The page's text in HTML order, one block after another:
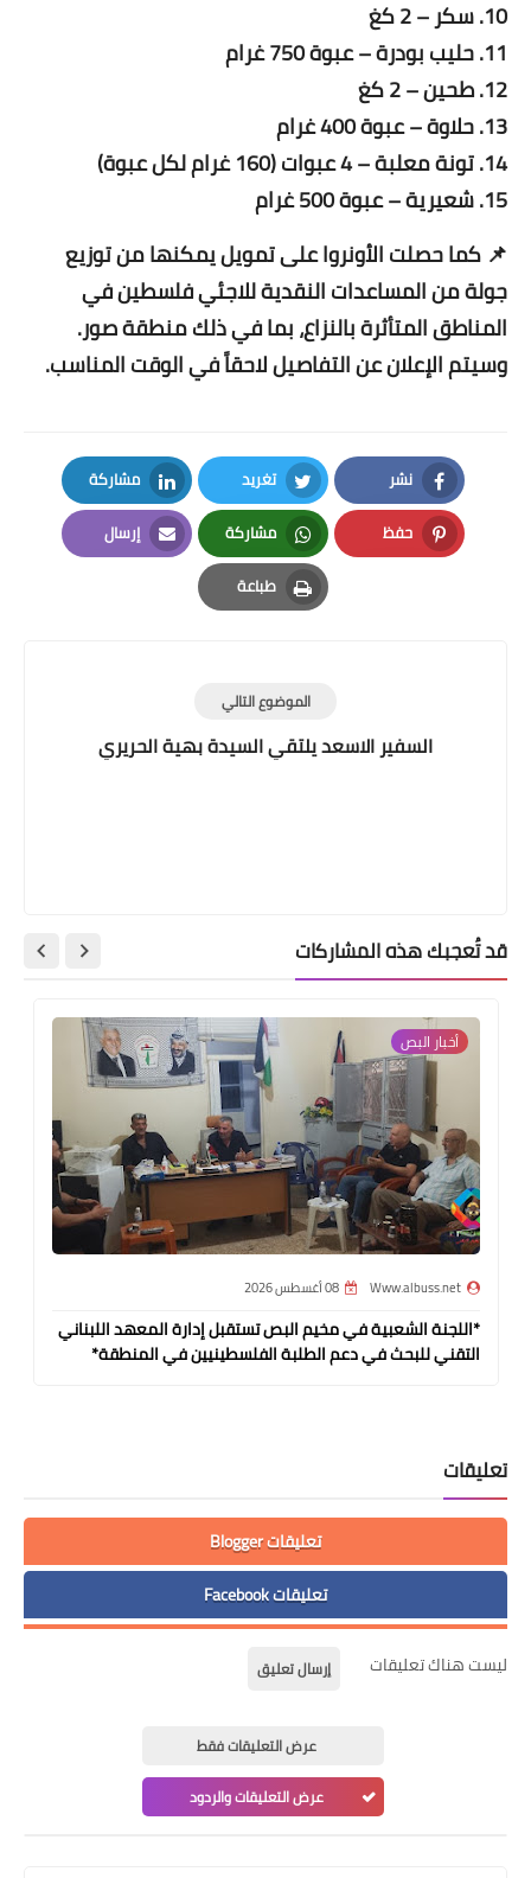
10. سكر – 2 كغ
11. حليب بودرة – عبوة 750 غرام
12. طحين – 2 كغ
13. حلاوة – عبوة 400 غرام
14. تونة معلبة – 4 عبوات (160 غرام لكل عبوة)
15. شعيرية – عبوة 500 غرام
📌 كما حصلت الأونروا على تمويل يمكنها من توزيع
جولة من المساعدات النقدية للاجئي فلسطين في
المناطق المتأثرة بالنزاع، بما في ذلك منطقة صور.
وسيتم الإعلان عن التفاصيل لاحقاً في الوقت المناسب.
نشر
Facebook
تغريد
Twitter
مشاركة
LinkedIn
حفظ
Pinterest
مشاركة
Whatsapp
إرسال
Email
طباعة
Print
الموضوع التالي
السفير الاسعد يلتقي السيدة بهية الحريري
قد تُعجبك هذه المشاركات
أخبار ‏البص
Www.albuss.net 08 أغسطس 2026
*اللجنة الشعبية في مخيم البص تستقبل إدارة المعهد اللبناني
التقني للبحث في دعم الطلبة الفلسطينيين في المنطقة*
تعليقات
تعليقات Blogger
تعليقات Facebook
ليست هناك تعليقات إرسال تعليق
عرض التعليقات فقط
عرض التعليقات والردود